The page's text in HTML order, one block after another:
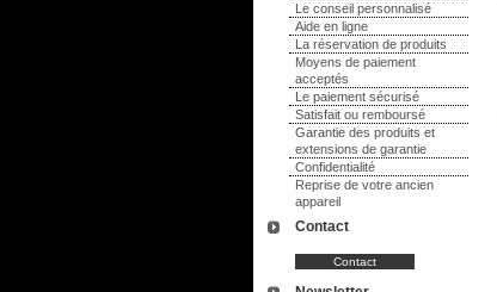
Le conseil personnalisé
Aide en ligne
La réservation de produits
Moyens de paiement
acceptés
Le paiement sécurisé
Satisfait ou remboursé
Garantie des produits et
extensions de garantie
Confidentialité
Reprise de votre ancien
appareil
Contact